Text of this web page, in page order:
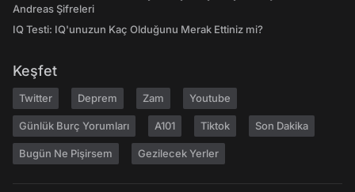
Andreas Şifreleri
IQ Testi: IQ'unuzun Kaç Olduğunu Merak Ettiniz mi?
Keşfet
Twitter Deprem Zam Youtube
Günlük Burç Yorumları A101 Tiktok Son Dakika
Bugün Ne Pişirsem Gezilecek Yerler